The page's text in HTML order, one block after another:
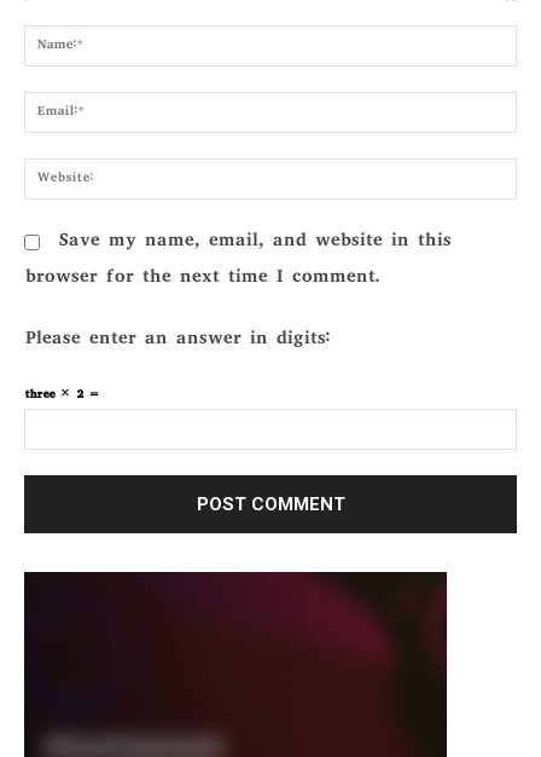
Save my name, email, and website in this
browser for the next time I comment.
Please enter an answer in digits:
three × 2 =